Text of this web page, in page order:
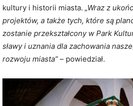
kultury i historii miasta. „Wraz z
projektów, a także tych, które są
zostanie przekształcony w Park
sławy i uznania dla zachowania
rozwoju miasta” – powiedział.